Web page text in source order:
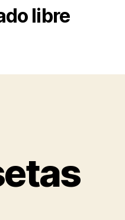
libre